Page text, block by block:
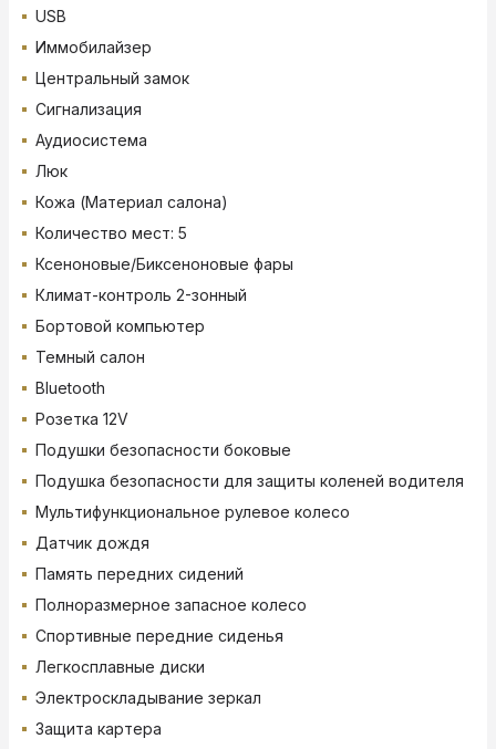
USB
Иммобилайзер
Центральный замок
Сигнализация
Аудиосистема
Люк
Кожа (Материал салона)
Количество мест: 5
Ксеноновые/Биксеноновые фары
Климат-контроль 2-зонный
Бортовой компьютер
Темный салон
Bluetooth
Розетка 12V
Подушки безопасности боковые
Подушка безопасности для защиты коленей водителя
Мультифункциональное рулевое колесо
Датчик дождя
Память передних сидений
Полноразмерное запасное колесо
Спортивные передние сиденья
Легкосплавные диски
Электроскладывание зеркал
Защита картера